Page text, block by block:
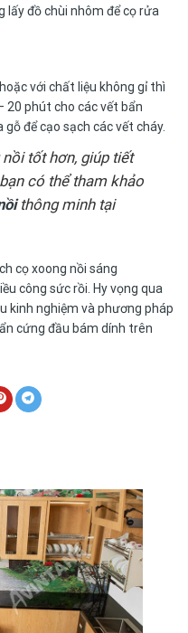
lấy đồ chùi nhôm để cọ rửa
với chất liệu không gỉ thì
20 phút cho các vết bẩn
để cạo sạch các vết cháy.
tốt hơn, giúp tiết
có thể tham khảo
thông minh tại
cọ xoong nồi sáng
công sức rồi. Hy vọng qua
kinh nghiệm và phương pháp
cứng đầu bám dính trên